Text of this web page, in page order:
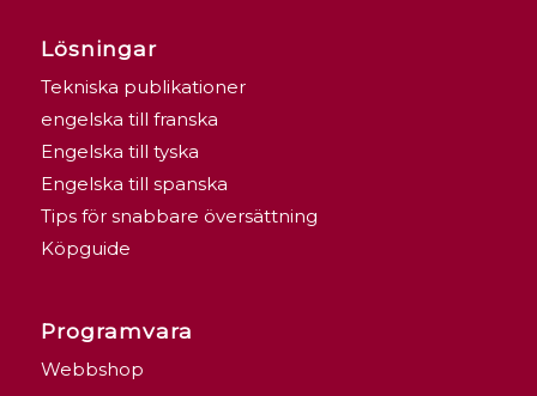
Lösningar
Tekniska publikationer
engelska till franska
Engelska till tyska
Engelska till spanska
Tips för snabbare översättning
Köpguide
Programvara
Webbshop